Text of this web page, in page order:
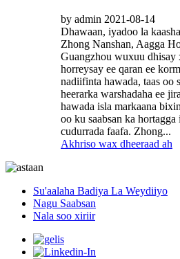
by admin 2021-08-14
Dhawaan, iyadoo la
Zhong Nanshan, Aagga
Guangzhou wuxuu dhisay
horreysay ee qaran ee
nadiifinta hawada, taas oo
heerarka warshadaha ee
hawada isla markaana
oo ku saabsan ka
cudurrada faafa. Zhong...
Akhriso wax dheeraad ah
Su'aalaha Badiya La Weydiiyo
Nagu Saabsan
Nala soo xiriir